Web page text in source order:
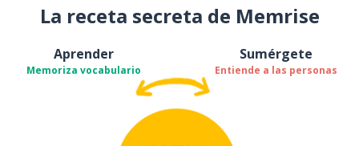
La receta secreta de Memrise
Aprender
Memoriza vocabulario
Sumérgete
Entiende a las personas